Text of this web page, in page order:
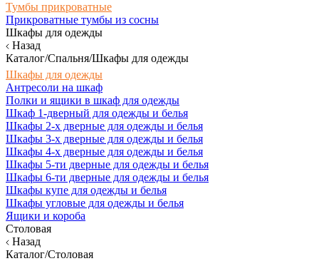
Тумбы прикроватные
Прикроватные тумбы из сосны
Шкафы для одежды
Назад
Каталог/Спальня/Шкафы для одежды
Шкафы для одежды
Антресоли на шкаф
Полки и ящики в шкаф для одежды
Шкаф 1-дверный для одежды и белья
Шкафы 2-х дверные для одежды и белья
Шкафы 3-х дверные для одежды и белья
Шкафы 4-х дверные для одежды и белья
Шкафы 5-ти дверные для одежды и белья
Шкафы 6-ти дверные для одежды и белья
Шкафы купе для одежды и белья
Шкафы угловые для одежды и белья
Ящики и короба
Столовая
Назад
Каталог/Столовая